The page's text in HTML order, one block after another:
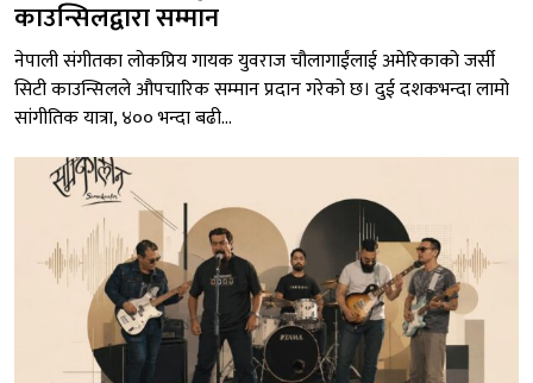
काउन्सिलद्वारा सम्मान
नेपाली संगीतका लोकप्रिय गायक युवराज चौलागाईंलाई अमेरिकाको जर्सी
सिटी काउन्सिलले औपचारिक सम्मान प्रदान गरेको छ। दुई दशकभन्दा लामो
सांगीतिक यात्रा, ४०० भन्दा बढी...